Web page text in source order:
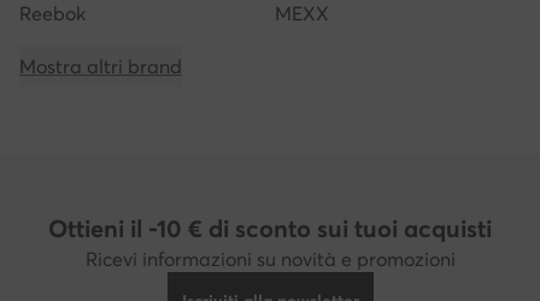
Reebok MEXX
Mostra altri brand
Ottieni il -10 € di sconto sui tuoi acquisti
Ricevi informazioni su novità e promozioni